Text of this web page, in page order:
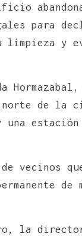
para
limpieza y
de la
una
vecinos
de
la